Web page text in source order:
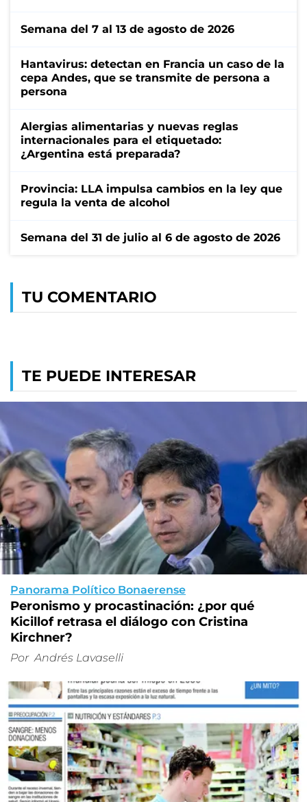
Semana del 7 al 13 de agosto de 2026
Hantavirus: detectan en Francia un caso de la
cepa Andes, que se transmite de persona a
persona
Alergias alimentarias y nuevas reglas
internacionales para el etiquetado:
¿Argentina está preparada?
Provincia: LLA impulsa cambios en la ley que
regula la venta de alcohol
Semana del 31 de julio al 6 de agosto de 2026
TU COMENTARIO
TE PUEDE INTERESAR
Panorama Político Bonaerense
Peronismo y procastinación: ¿por qué
Kicillof retrasa el diálogo con Cristina
Kirchner?
Por Andrés Lavaselli